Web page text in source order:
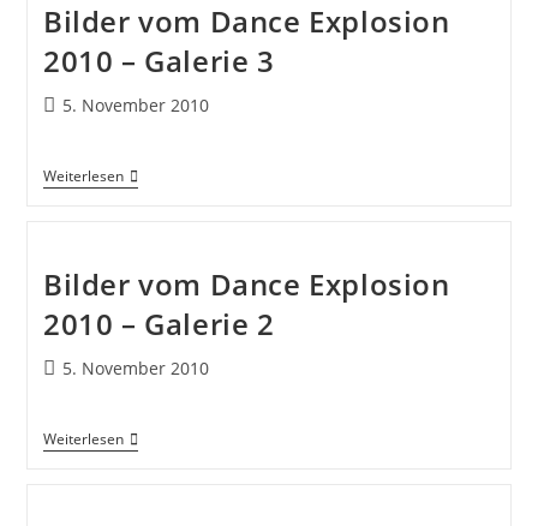
Bilder vom Dance Explosion
2010 – Galerie 3
5. November 2010
Weiterlesen
Bilder vom Dance Explosion
2010 – Galerie 2
5. November 2010
Weiterlesen